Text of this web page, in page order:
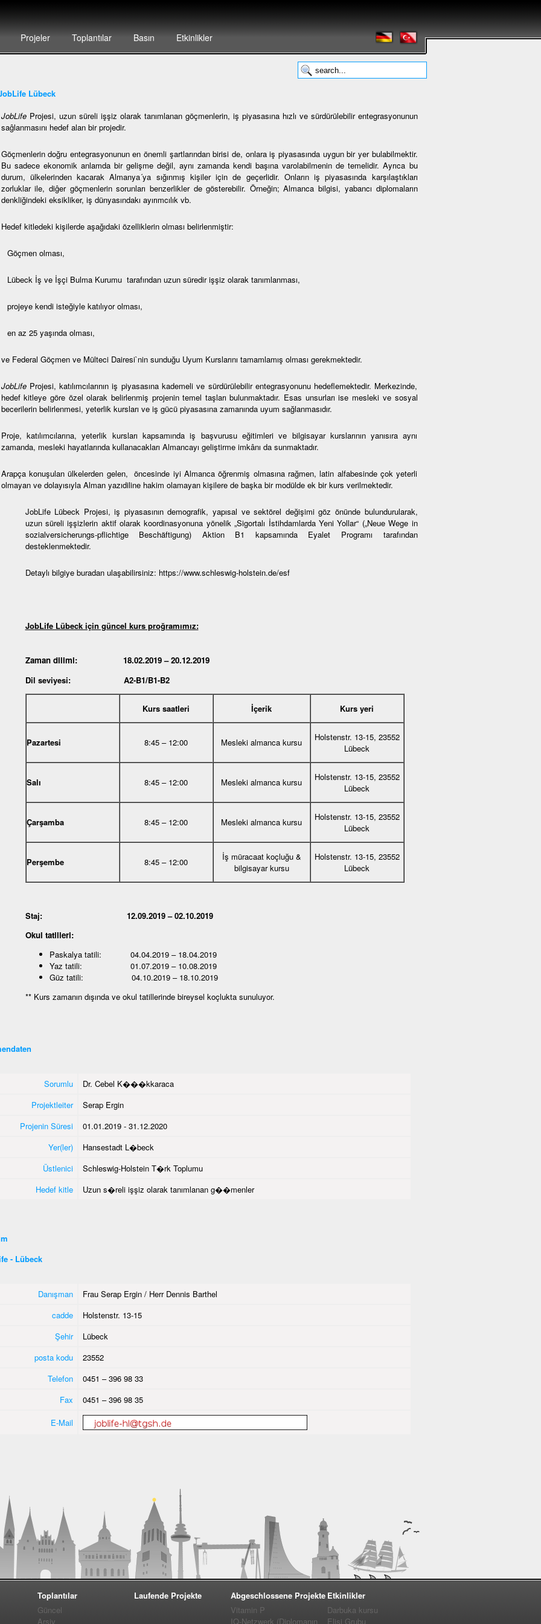
Projeler Toplantılar Basın Etkinlikler
Lübeck
JobLifeProjesi, uzun süreli işşiz olarak tanımlanan göçmenlerin, iş piyasasına hızlı ve sürdürülebilir entegrasyonunun
saĝlanmasını hedef alan bir projedir.
Göçmenlerin doğru entegrasyonunun en önemli şartlarından birisi de, onlara iş piyasasında uygun bir yer bulabilmektir.
Bu sadece ekonomik anlamda bir gelişme değil, aynı zamanda kendi başına varolabilmenin de temelidir. Ayrıca bu
durum, ülkelerinden kacarak Almanya´ya sığınmış kişiler için de geçerlidir. Onların iş piyasasında karşılaştıkları
zorluklar ile, diĝer göçmenlerin sorunları benzerlikler de gösterebilir. Örneğin; Almanca bilgisi, yabancı diplomaların
denkliğindeki eksikliker, iş dünyasındakı ayırımcılık vb.
Hedef kitledeki kişilerde aşağıdaki özelliklerin olması belirlenmiştir:
Göçmen olması,
Lübeck İş ve İşçi Bulma Kurumu tarafından uzun süredir işşiz olarak tanımlanması,
projeye kendi isteğiyle katılıyor olması,
en az 25 yaşında olması,
ve Federal Göçmen ve Mülteci Dairesi`nin sunduğu Uyum Kurslarını tamamlamış olması gerekmektedir.
JobLifeProjesi, katılımcılarının iş piyasasına kademeli ve sürdürülebilir entegrasyonunu hedeflemektedir. Merkezinde,
hedef kitleye göre özel olarak belirlenmiş projenin temel taşları bulunmaktadır. Esas unsurları ise mesleki ve sosyal
becerilerin belirlenmesi, yeterlik kursları ve iş gücü piyasasına zamanında uyum sağlanmasıdır.
Proje, katılımcılarına, yeterlik kursları kapsamında iş başvurusu eğitimleri ve bilgisayar kurslarının yanısıra aynı
zamanda, mesleki hayatlarında kullanacakları Almancayı geliştirme imkânı da sunmaktadır.
Arapça konuşulan ülkelerden gelen, öncesinde iyi Almanca öğrenmiş olmasına rağmen, latin alfabesinde çok yeterli
olmayan ve dolayısıyla Alman yazıdiline hakim olamayan kişilere de başka bir modülde ek bir kurs verilmektedir.
JobLife Lübeck Projesi, iş piyasasının demografik, yapısal ve sektörel değişimi göz önünde bulundurularak,
uzun süreli işşizlerin aktif olarak koordinasyonuna yönelik „Sigortalı İstihdamlarda Yeni Yollar“ („Neue Wege in
sozialversicherungs-pflichtige Beschäftigung) Aktion B1 kapsamında Eyalet Programı tarafından
desteklenmektedir.
Detaylı bilgiye buradan ulaşabilirsiniz: https://www.schleswig-holstein.de/esf
JobLife Lübeck için güncel kurs proğramımız:
Zaman dilimi: 18.02.2019 – 20.12.2019
Dil seviyesi: A2-B1/B1-B2
Kurs saatleri İçerik Kurs yeri
Pazartesi 8:45 – 12:00 Mesleki almanca kursu
Holstenstr. 13-15, 23552
Lübeck
Salı 8:45 – 12:00 Mesleki almanca kursu
Holstenstr. 13-15, 23552
Lübeck
Çarşamba 8:45 – 12:00 Mesleki almanca kursu
Holstenstr. 13-15, 23552
Lübeck
Perşembe 8:45 – 12:00
İş müracaat koçluğu &
bilgisayar kursu
Holstenstr. 13-15, 23552
Lübeck
Staj: 12.09.2019 – 02.10.2019
Okul tatilleri:
Paskalya tatili: 04.04.2019 – 18.04.2019
Yaz tatili: 01.07.2019 – 10.08.2019
Güz tatili: 04.10.2019 – 18.10.2019
** Kurs zamanın dışında ve okul tatillerinde bireysel koçlukta sunuluyor.
Sorumlu
Dr. Cebel K���kkaraca
Projektleiter
Serap Ergin
Projenin Süresi
01.01.2019 - 31.12.2020
Yer(ler)
Hansestadt L�beck
Üstlenici
Schleswig-Holstein T�rk Toplumu
Hedef kitle
Uzun s�reli işşiz olarak tanımlanan g��menler
- Lübeck
Danışman
Frau Serap Ergin / Herr Dennis Barthel
cadde
Holstenstr. 13-15
Şehir
Lübeck
posta kodu
23552
Telefon
0451 – 396 98 33
Fax
0451 – 396 98 35
E-Mail
Toplantılar
Güncel
Arşiv
Laufende Projekte
Abgeschlossene Projekte
Vitamin P
IQ-Netzwerk (Diplomanın
Etkinlikler
Darbuka kursu
Elişi Grubu